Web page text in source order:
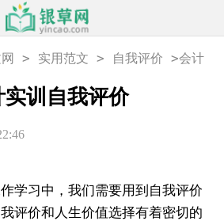
> 实用范文 > 自我评价 >会计
实训自我评价
习中，我们需要用到自我评价
评价和人生价值选择有着密切的